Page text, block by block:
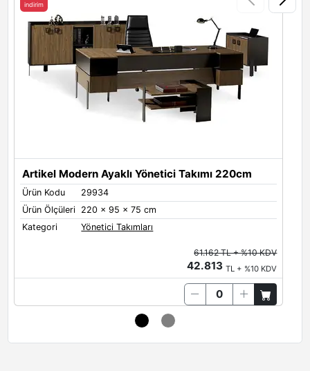
Artikel Modern Ayaklı Yönetici Takımı 220cm
Ürün Kodu
29934
Ürün Ölçüleri 220 x 95 x 75 cm
Kategori
Yönetici Takımları
indirim
61.162 TL + %10 KDV
42.813TL + %10 KDV